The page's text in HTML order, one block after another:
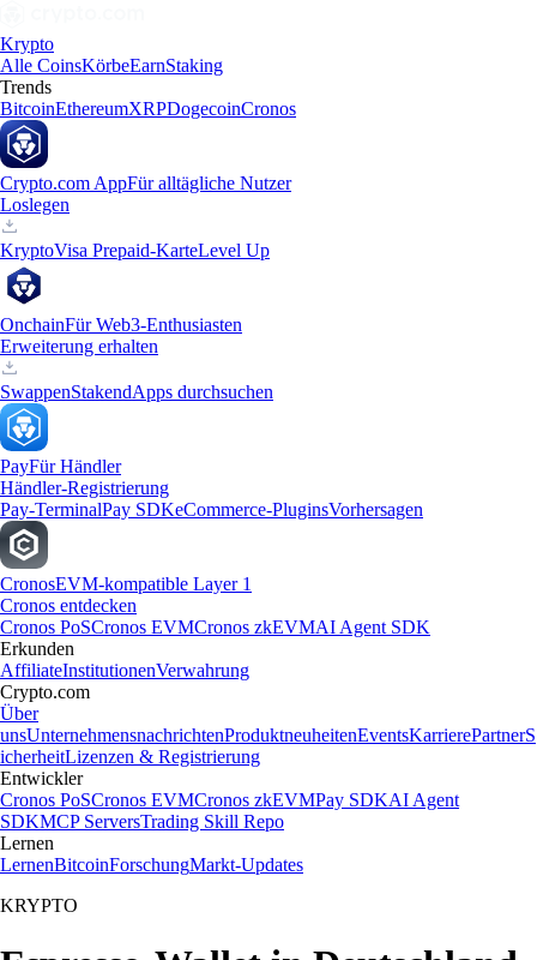
Krypto
Alle CoinsKörbeEarnStaking
Trends
BitcoinEthereumXRPDogecoinCronos
Crypto.com AppFür alltägliche Nutzer
Loslegen
KryptoVisa Prepaid-KarteLevel Up
OnchainFür Web3-Enthusiasten
Erweiterung erhalten
SwappenStakendApps durchsuchen
PayFür Händler
Händler-Registrierung
Pay-TerminalPay SDKeCommerce-PluginsVorhersagen
CronosEVM-kompatible Layer 1
Cronos entdecken
Cronos PoSCronos EVMCronos zkEVMAI Agent SDK
Erkunden
AffiliateInstitutionenVerwahrung
Crypto.com
Über
unsUnternehmensnachrichtenProduktneuheitenEventsKarrierePartnerS
icherheitLizenzen & Registrierung
Entwickler
Cronos PoSCronos EVMCronos zkEVMPay SDKAI Agent
SDKMCP ServersTrading Skill Repo
Lernen
LernenBitcoinForschungMarkt-Updates
KRYPTO